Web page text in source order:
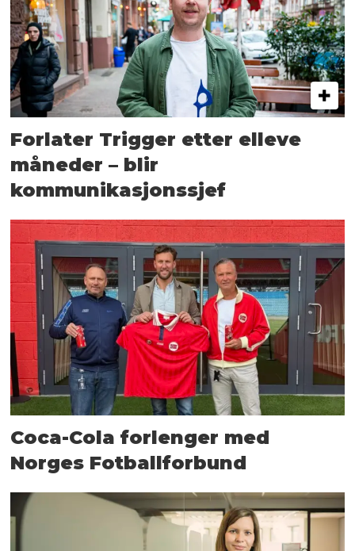
Forlater Trigger etter elleve
måneder – blir
kommunikasjonssjef
Coca-Cola forlenger med
Norges Fotballforbund